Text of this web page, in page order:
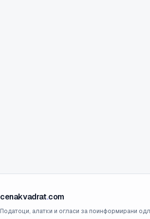
cenakvadrat.com
Податоци, алатки и огласи за поинформирани